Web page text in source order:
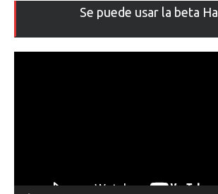
Se puede usar la beta